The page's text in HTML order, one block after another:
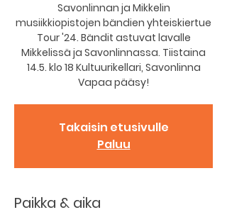
Savonlinnan ja Mikkelin
musiikkiopistojen bändien yhteiskiertue
Tour '24. Bändit astuvat lavalle
Mikkelissä ja Savonlinnassa. Tiistaina
14.5. klo 18 Kultuurikellari, Savonlinna
Vapaa pääsy!
Takaisin etusivulle
Paluu
Paikka & aika